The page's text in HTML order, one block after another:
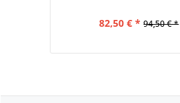
82,50 € * 94,50 € *